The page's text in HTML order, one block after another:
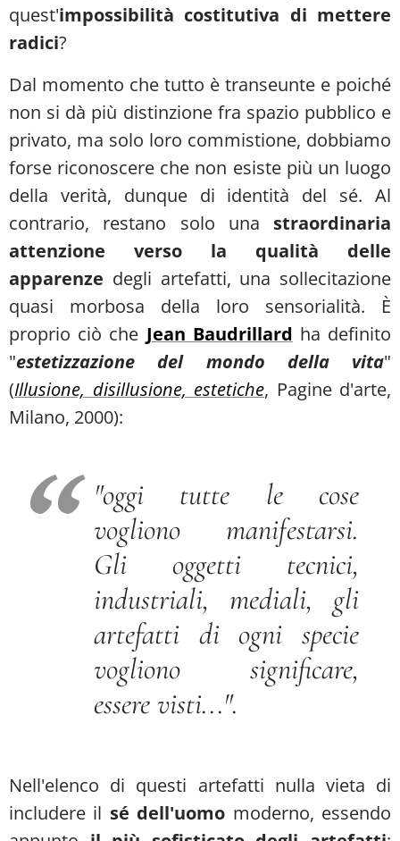
quest'impossibilità costitutiva di mettere
radici?
Dal momento che tutto è transeunte e poiché
non si dà più distinzione fra spazio pubblico e
privato, ma solo loro commistione, dobbiamo
forse riconoscere che non esiste più un luogo
della verità, dunque di identità del sé. Al
contrario, restano solo una straordinaria
attenzione verso la qualità delle
apparenze degli artefatti, una sollecitazione
quasi morbosa della loro sensorialità. È
proprio ciò che Jean Baudrillard ha definito
"estetizzazione del mondo della vita"
(Illusione, disillusione, estetiche, Pagine d'arte,
Milano, 2000):
"oggi tutte le cose
vogliono manifestarsi.
Gli oggetti tecnici,
industriali, mediali, gli
artefatti di ogni specie
vogliono significare,
essere visti...".
Nell'elenco di questi artefatti nulla vieta di
includere il sé dell'uomo moderno, essendo